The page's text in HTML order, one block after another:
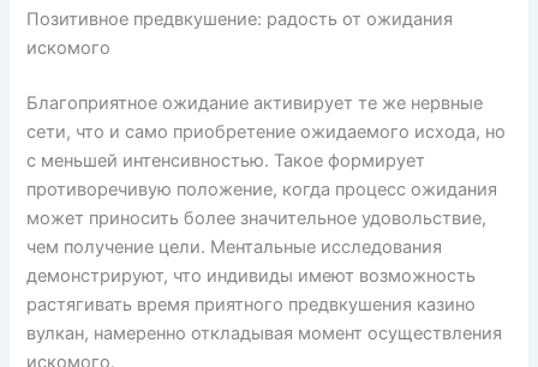
Позитивное предвкушение: радость от ожидания
искомого
Благоприятное ожидание активирует те же нервные
сети, что и само приобретение ожидаемого исхода, но
с меньшей интенсивностью. Такое формирует
противоречивую положение, когда процесс ожидания
может приносить более значительное удовольствие,
чем получение цели. Ментальные исследования
демонстрируют, что индивиды имеют возможность
растягивать время приятного предвкушения казино
вулкан, намеренно откладывая момент осуществления
искомого.